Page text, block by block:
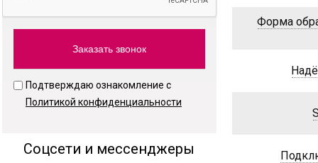
Подтверждаю ознакомление с
Политикой конфиденциальности
Соцсети и мессенджеры
Форма